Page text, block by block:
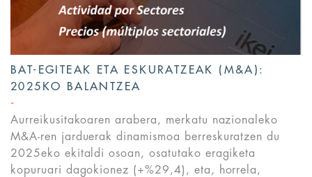
BAT-EGITEAK ETA ESKURATZEAK (M&A):
2025KO BALANTZEA
Aurreikusitakoaren arabera, merkatu nazionaleko
M&A-ren jarduerak dinamismoa berreskuratzen du
2025eko ekitaldi osoan, osatutako eragiketa
kopuruari dagokionez (+%29,4), eta, horrela,